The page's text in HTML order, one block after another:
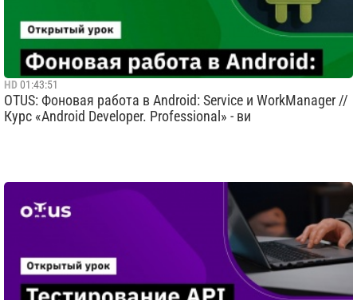
HD 01:43:51
OTUS: Фоновая работа в Android: Service и WorkManager //
Курс «Android Developer. Professional» - ви